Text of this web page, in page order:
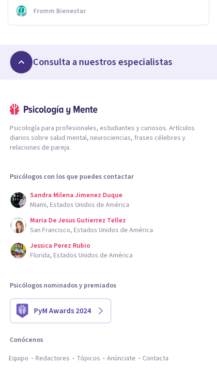
Fromm Bienestar
Consulta a nuestros especialistas
Psicología para profesionales, estudiantes y curiosos. Artículos
diarios sobre salud mental, neurociencias, frases célebres y
relaciones de pareja.
Psicólogos con los que puedes contactar
Sandra Milena Jimenez Duque
Miami, Estados Unidos de América
Maria De Jesus Gutierrez Tellez
San Francisco, Estados Unidos de América
Jessica Perez Rubio
Florida, Estados Unidos de América
Psicólogos nominados y premiados
PyM Awards 2024
Conócenos
Equipo
Redactores Tópicos Anúnciate Contacta